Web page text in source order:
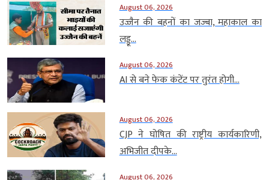
August 06, 2026
उज्जैन की बहनों का जज्बा, महाकाल का
लड्डू...
August 06, 2026
AI से बने फेक कंटेंट पर तुरंत होगी...
August 06, 2026
CJP ने घोषित की राष्ट्रीय कार्यकारिणी,
अभिजीत दीपके...
August 06, 2026